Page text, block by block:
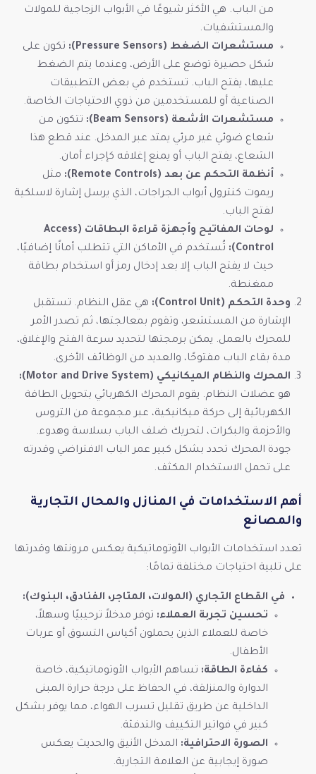
من الباب. هي الأكثر شيوعًا في الأبواب الزجاجية للمولات
والمستشفيات.
مستشعرات الضغط (Pressure Sensors):
تكون على
شكل حصيرة توضع على الأرض، وعندما يتم الضغط
عليها، يفتح الباب. تستخدم في بعض التطبيقات
الصناعية أو للمستخدمين من ذوي الاحتياجات الخاصة.
مستشعرات الأشعة (Beam Sensors):
تتكون من
شعاع ضوئي غير مرئي يمتد عبر المدخل. عند قطع هذا
الشعاع، يفتح الباب أو يمنع إغلاقه كإجراء أمان.
أنظمة التحكم عن بعد (Remote Controls):
مثل
ريموت كنترول أبواب الجراجات، الذي يرسل إشارة لاسلكية
لفتح الباب.
لوحات المفاتيح وأجهزة قراءة البطاقات (Access
Control):
تُستخدم في الأماكن التي تتطلب أمانًا إضافيًا،
حيث لا يفتح الباب إلا بعد إدخال رمز أو استخدام بطاقة
ممغنطة.
وحدة التحكم (Control Unit):
هي عقل النظام. تستقبل
الإشارة من المستشعر، وتقوم بمعالجتها، ثم تصدر الأمر
للمحرك بالعمل. يمكن برمجتها لتحديد سرعة الفتح والإغلاق،
مدة بقاء الباب مفتوحًا، والعديد من الوظائف الأخرى.
المحرك والنظام الميكانيكي (Motor and Drive System):
هو عضلات النظام. يقوم المحرك الكهربائي بتحويل الطاقة
الكهربائية إلى حركة ميكانيكية، عبر مجموعة من التروس
والأحزمة والبكرات، لتحريك ضلف الباب بسلاسة وهدوء.
جودة المحرك تحدد بشكل كبير عمر الباب الافتراضي وقدرته
على تحمل الاستخدام المكثف.
أهم الاستخدامات في المنازل والمحال التجارية
والمصانع
تعدد استخدامات الأبواب الأوتوماتيكية يعكس مرونتها وقدرتها
على تلبية احتياجات مختلفة تمامًا:
في القطاع التجاري (المولات، المتاجر، الفنادق، البنوك):
تحسين تجربة العملاء: توفر مدخلاً ترحيبيًا وسهلاً،
خاصة للعملاء الذين يحملون أكياس التسوق أو عربات
الأطفال.
كفاءة الطاقة: تساهم الأبواب الأوتوماتيكية، خاصة
الدوارة والمنزلقة، في الحفاظ على درجة حرارة المبنى
الداخلية عن طريق تقليل تسرب الهواء، مما يوفر بشكل
كبير في فواتير التكييف والتدفئة.
الصورة الاحترافية: المدخل الأنيق والحديث يعكس
صورة إيجابية عن العلامة التجارية.